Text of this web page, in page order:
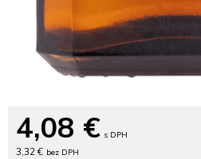
4,08 € s DPH
3,32 € bez DPH